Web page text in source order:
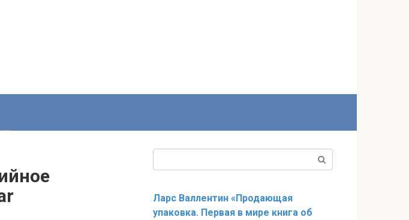
Ларс Валлентин «Продающая
упаковка. Первая в мире книга об